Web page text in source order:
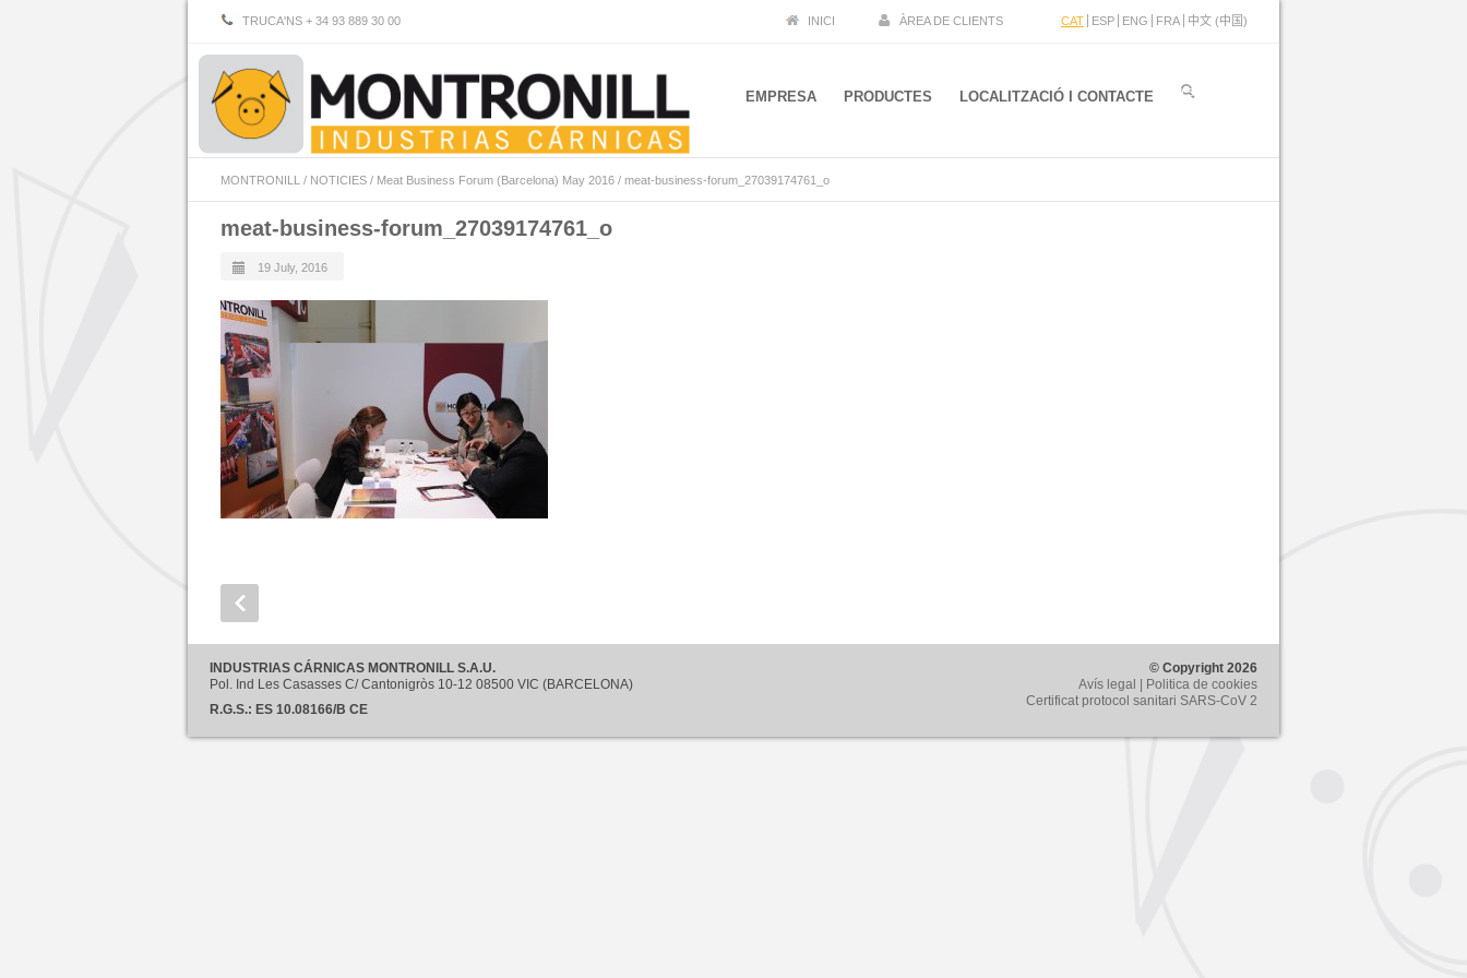
TRUCA'NS + 34 93 889 30 00 INICI ÀREA DE CLIENTS CAT ESP ENG FRA 中文 (中国)
EMPRESA PRODUCTES LOCALITZACIÓ I CONTACTE
MONTRONILL / NOTICIES / Meat Business Forum (Barcelona) May 2016 / meat-business-forum_27039174761_o
meat-business-forum_27039174761_o
19 July, 2016
INDUSTRIAS CÁRNICAS MONTRONILL S.A.U.
Pol. Ind Les Casasses C/ Cantonigròs 10-12 08500 VIC (BARCELONA)
R.G.S.: ES 10.08166/B CE
© Copyright 2026
Avís legal |
Politica de cookies
Certificat protocol sanitari SARS-CoV 2